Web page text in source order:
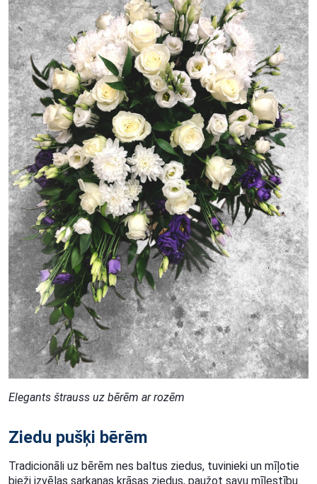
Elegants štrauss uz bērēm ar rozēm
Ziedu pušķi bērēm
Tradicionāli uz bērēm nes baltus ziedus, tuvinieki un mīļotie
bieži izvēlas sarkanas krāsas ziedus, paužot savu mīlestību.